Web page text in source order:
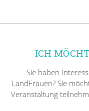
ICH
Sie haben
LandFrauen? Sie
Veranstaltung